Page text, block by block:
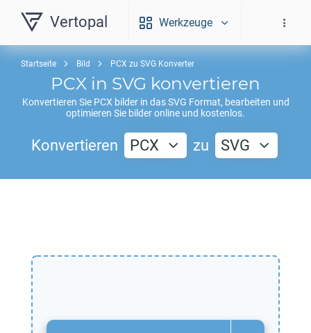
Vertopal Werkzeuge
Startseite Bild PCX zu SVG Konverter
PCX in SVG konvertieren
Konvertieren Sie PCX bilder in dasSVG Format, bearbeiten und
optimieren Sie bilder online und kostenlos.
Konvertieren PCX zu SVG